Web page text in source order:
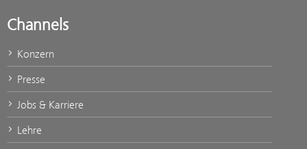
Channels
Konzern
Presse
Jobs & Karriere
Lehre